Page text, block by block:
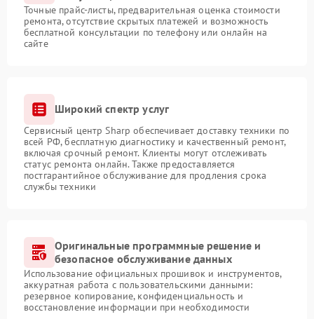
Точные прайс-листы, предварительная оценка стоимости
ремонта, отсутствие скрытых платежей и возможность
бесплатной консультации по телефону или онлайн на
сайте
Широкий спектр услуг
Сервисный центр Sharp обеспечивает доставку техники по
всей РФ, бесплатную диагностику и качественный ремонт,
включая срочный ремонт. Клиенты могут отслеживать
статус ремонта онлайн. Также предоставляется
постгарантийное обслуживание для продления срока
службы техники
Оригинальные программные решение и
безопасное обслуживание данных
Использование официальных прошивок и инструментов,
аккуратная работа с пользовательскими данными:
резервное копирование, конфиденциальность и
восстановление информации при необходимости